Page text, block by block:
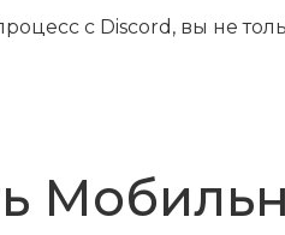
с Discord, вы не